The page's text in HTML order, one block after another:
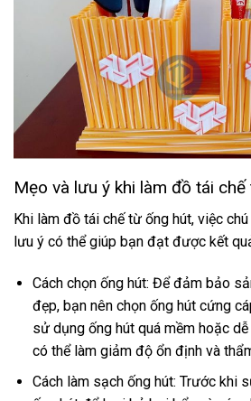
Mẹo và lưu ý khi làm đồ tái
Khi làm đồ tái chế từ ống hút, việc
lưu ý có thể giúp bạn đạt được kết
Cách chọn ống hút: Để đảm bảo
đẹp, bạn nên chọn ống hút cứng
sử dụng ống hút quá mềm hoặc
có thể làm giảm độ ổn định và
Cách làm sạch ống hút: Trước khi